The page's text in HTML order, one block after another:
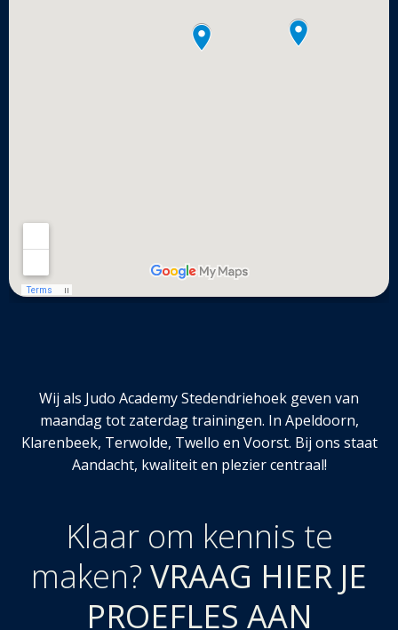
Wij als Judo Academy Stedendriehoek geven van
maandag tot zaterdag trainingen. In Apeldoorn,
Klarenbeek, Terwolde, Twello en Voorst. Bij ons staat
Aandacht, kwaliteit en plezier centraal!
Klaar om kennis te
maken? VRAAG HIER JE
PROEFLES AAN